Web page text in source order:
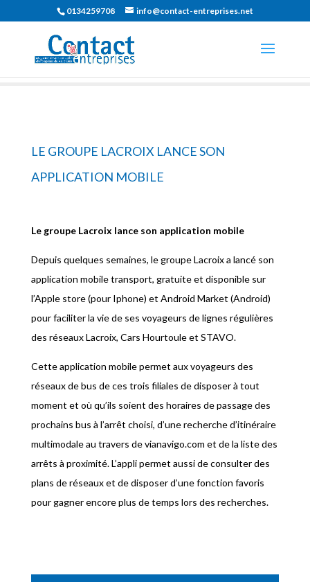
0134259708 info@contact-entreprises.net
LE GROUPE LACROIX LANCE SON
APPLICATION MOBILE
Le groupe Lacroix lance son application mobile
Depuis quelques semaines, le groupe Lacroix a lancé son
application mobile transport, gratuite et disponible sur
l’Apple store (pour Iphone) et Android Market (Android)
pour faciliter la vie de ses voyageurs de lignes régulières
des réseaux Lacroix, Cars Hourtoule et STAVO.
Cette application mobile permet aux voyageurs des
réseaux de bus de ces trois filiales de disposer à tout
moment et où qu’ils soient des horaires de passage des
prochains bus à l’arrêt choisi, d’une recherche d’itinéraire
multimodale au travers de vianavigo.com et de la liste des
arrêts à proximité. L’appli permet aussi de consulter des
plans de réseaux et de disposer d’une fonction favoris
pour gagner encore plus de temps lors des recherches.